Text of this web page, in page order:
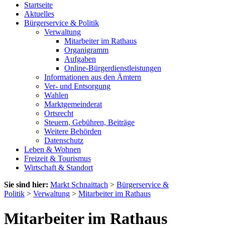
Startseite
Aktuelles
Bürgerservice & Politik
Verwaltung
Mitarbeiter im Rathaus
Organigramm
Aufgaben
Online-Bürgerdienstleistungen
Informationen aus den Ämtern
Ver- und Entsorgung
Wahlen
Marktgemeinderat
Ortsrecht
Steuern, Gebühren, Beiträge
Weitere Behörden
Datenschutz
Leben & Wohnen
Freizeit & Tourismus
Wirtschaft & Standort
Sie sind hier: Markt Schnaittach > Bürgerservice &
Politik > Verwaltung > Mitarbeiter im Rathaus
Mitarbeiter im Rathaus